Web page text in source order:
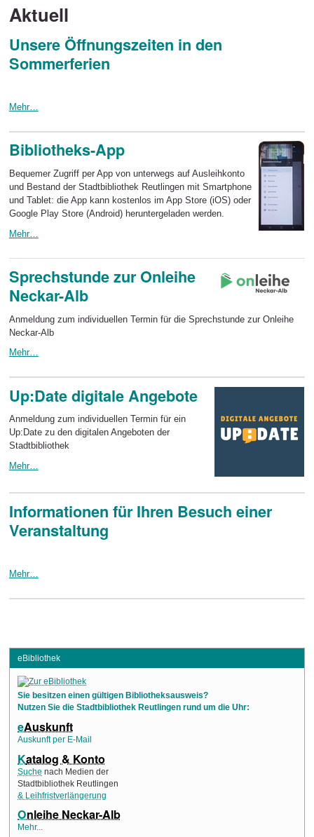
Aktuell
Unsere Öffnungszeiten in den
Sommerferien
Mehr…
Bibliotheks-App
Bequemer Zugriff per App von unterwegs auf Ausleihkonto
und Bestand der Stadtbibliothek Reutlingen mit Smartphone
und Tablet: die App kann kostenlos im App Store (iOS) oder
Google Play Store (Android) heruntergeladen werden.
Mehr…
Sprechstunde zur Onleihe
Neckar-Alb
Anmeldung zum individuellen Termin für die Sprechstunde zur Onleihe
Neckar-Alb
Mehr…
Up:Date digitale Angebote
Anmeldung zum individuellen Termin für ein
Up:Date zu den digitalen Angeboten der
Stadtbibliothek
Mehr…
Informationen für Ihren Besuch einer
Veranstaltung
Mehr…
eBibliothek
Sie besitzen einen gültigen Bibliotheksausweis?
Nutzen Sie die Stadtbibliothek Reutlingen rund um die Uhr:
eAuskunft
Auskunft per E-Mail
Katalog & Konto
Suche nach Medien der
Stadtbibliothek Reutlingen
& Leihfristverlängerung
Onleihe Neckar-Alb
Mehr...